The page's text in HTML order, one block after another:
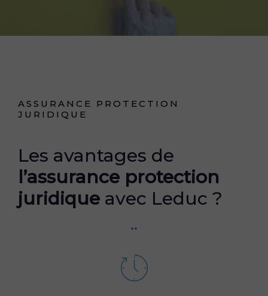
ASSURANCE PROTECTION
JURIDIQUE
Les avantages de
l’assurance protection
juridiqueavec Leduc ?
..